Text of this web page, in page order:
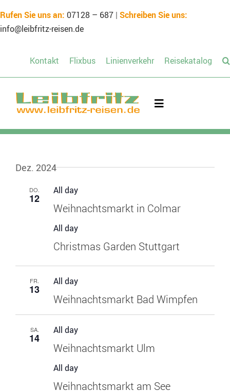
to
content
Rufen Sie uns an: 07128 – 687| Schreiben Sie uns:
info@leibfritz-reisen.de
Kontakt Flixbus Linienverkehr Reisekatalog
Toggle
Schülerreisen
Dez. 2024
DO.
12
All day
Weihnachtsmarkt in Colmar
All day
Christmas Garden Stuttgart
FR.
13
All day
Weihnachtsmarkt Bad Wimpfen
SA.
14
All day
Weihnachtsmarkt Ulm
All day
Weihnachtsmarkt am See